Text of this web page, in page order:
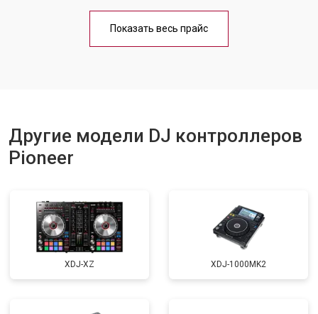
Показать весь прайс
Другие модели DJ контроллеров
Pioneer
XDJ-XZ XDJ-1000MK2